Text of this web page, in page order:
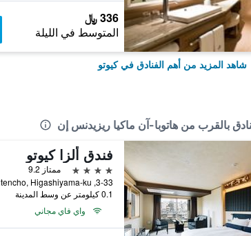
336 ﷼
المتوسط في الليلة
شاهد المزيد من أهم الفنادق في كيوتو
بالقرب من هاتوبا-آن ماكيا ريزيدنس إن
فندق ألزا كيوتو
4 نجوم
ممتاز 9.2
0.1 كيلومتر عن وسط المدينة
واي فاي مجاني